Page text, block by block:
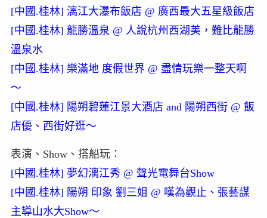
[中國.桂林] 漓江大瀑布飯店 @ 廣西最大五星級飯店
[中國.桂林] 龍勝溫泉 @ 人說杭州西湖美，難比龍勝
溫泉水
[中國.桂林] 樂滿地 度假世界 @ 盡情玩樂一整天啊
～
[中國.桂林] 陽朔碧蓮江景大酒店 and 陽朔西街 @ 飯
店優、西街好逛～
表演、Show、搭船玩：
[中國.桂林] 夢幻漓江秀 @ 聲光電舞台Show
[中國.桂林] 陽朔 印象 劉三姐 @ 嘆為觀止、張藝謀
主導山水大Show～